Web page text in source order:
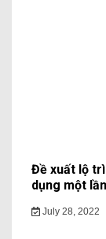
Đề xuất lộ
dụng một lần
July 28, 2022